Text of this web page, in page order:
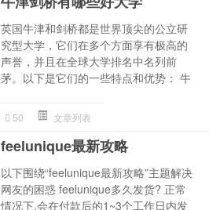
英国牛津和剑桥都是世界顶尖的公立研
究型大学，它们在多个方面享有极高的
声誉，并且在全球大学排名中名列前
茅。以下是它们的一些特点和优势： 牛
50 文章列表
feelunique最新攻略
以下围绕“feelunique最新攻略”主题解决
网友的困惑 feelunique多久发货? 正常
情况下,会在付款后的1~3个工作日内发